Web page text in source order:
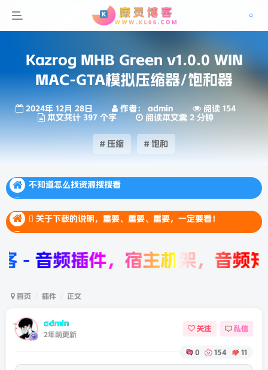
Kazrog MHB Green v1.0.0 WIN
MAC-GTA模拟压缩器/饱和器
2024年 12月 28日 作者： admin
阅读 154
本文共计 397 个字
阅读本文需 2 分钟
# 压缩 # 饱和
不知道怎么找资源搜搜看
不知道怎么找资源搜搜看
 关于下载的说明，重要、重要、重要，一定要看！
 关于下载的说明，重要、重要、重要，一定要看！
 关于下载的说明，重要、重要、重要，一定要看！
频插件，宿主机架，音频知识
首页 插件 正文
admin
2年前更新
关注 私信
0 154 11